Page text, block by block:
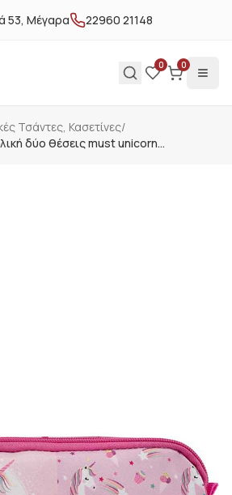
53, Μέγαρα 22960 21148
0 0
Τσάντες, Κασετίνες/
δύο θέσεις must unicorn